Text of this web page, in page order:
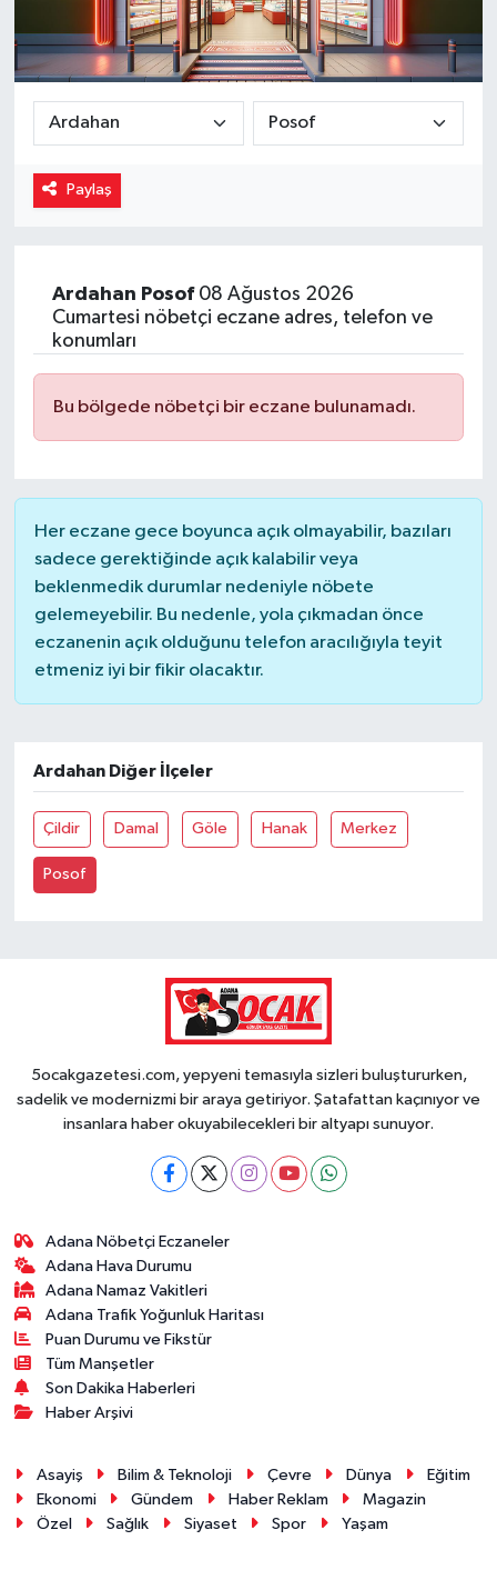
Paylaş
Ardahan Posof08 Ağustos 2026
Cumartesi nöbetçi eczane adres, telefon ve
konumları
Bu bölgede nöbetçi bir eczane bulunamadı.
Her eczane gece boyunca açık olmayabilir, bazıları
sadece gerektiğinde açık kalabilir veya
beklenmedik durumlar nedeniyle nöbete
gelemeyebilir. Bu nedenle, yola çıkmadan önce
eczanenin açık olduğunu telefon aracılığıyla teyit
etmeniz iyi bir fikir olacaktır.
Ardahan Diğer İlçeler
Çildir Damal Göle Hanak Merkez
Posof
5ocakgazetesi.com, yepyeni temasıyla sizleri buluştururken,
sadelik ve modernizmi bir araya getiriyor. Şatafattan kaçınıyor ve
insanlara haber okuyabilecekleri bir altyapı sunuyor.
Adana Nöbetçi Eczaneler
Adana Hava Durumu
Adana Namaz Vakitleri
Adana Trafik Yoğunluk Haritası
Puan Durumu ve Fikstür
Tüm Manşetler
Son Dakika Haberleri
Haber Arşivi
Asayiş Bilim & Teknoloji Çevre Dünya
Eğitim
Ekonomi
Gündem Haber Reklam
Magazin
Özel
Sağlık Siyaset Spor Yaşam
Magazin
Sağlık
Spor
Yaşam
Yerel Yönetimler